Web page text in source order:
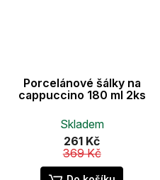
Porcelánové šálky na
cappuccino 180 ml 2ks
Skladem
261 Kč
369 Kč